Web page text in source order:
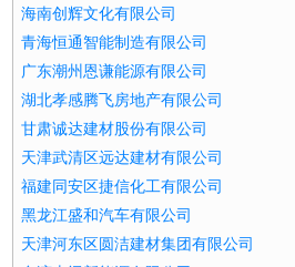
海南创辉文化有限公司
青海恒通智能制造有限公司
广东潮州恩谦能源有限公司
湖北孝感腾飞房地产有限公司
甘肃诚达建材股份有限公司
天津武清区远达建材有限公司
福建同安区捷信化工有限公司
黑龙江盛和汽车有限公司
天津河东区圆洁建材集团有限公司